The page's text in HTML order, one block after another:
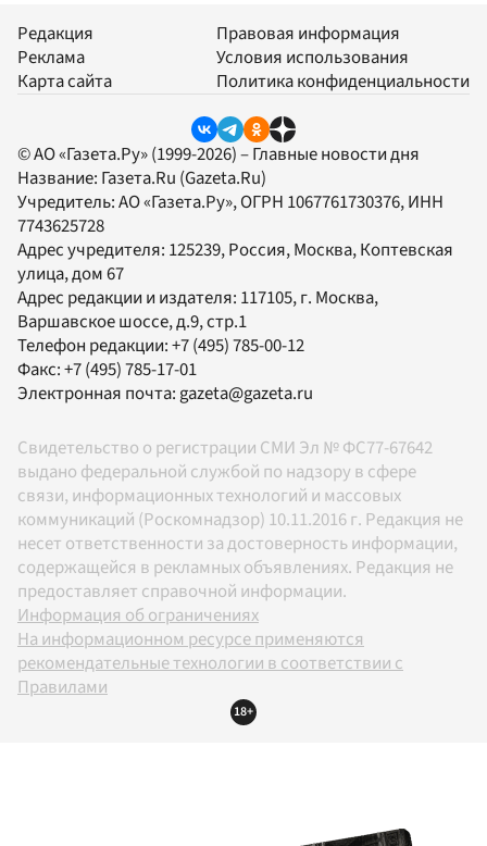
Редакция
Реклама
Карта сайта
Правовая информация
Условия использования
Политика конфиденциальности
© АО «Газета.Ру» (1999-2026) – Главные новости дня
Название: Газета.Ru (Gazeta.Ru)
Учредитель:АО «Газета.Ру», ОГРН 1067761730376, ИНН
7743625728
Адрес учредителя: 125239, Россия, Москва, Коптевская
улица, дом 67
Адрес редакции и издателя: 117105, г. Москва,
Варшавское шоссе, д.9, стр.1
Телефон редакции:+7 (495) 785-00-12
Факс:+7 (495) 785-17-01
Электронная почта: gazeta@gazeta.ru
Свидетельство о регистрации СМИ Эл № ФС77-67642
выдано федеральной службой по надзору в сфере
связи, информационных технологий и массовых
коммуникаций (Роскомнадзор) 10.11.2016 г. Редакция не
несет ответственности за достоверность информации,
содержащейся в рекламных объявлениях. Редакция не
предоставляет справочной информации.
Информация об ограничениях
На информационном ресурсе применяются
рекомендательные технологии в соответствии с
Правилами
18+